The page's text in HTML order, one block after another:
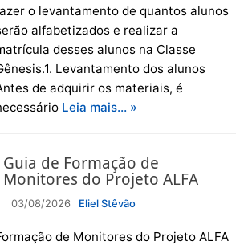
o levantamento de quantos alunos
alfabetizados e realizar a
desses alunos na Classe
Levantamento dos alunos
de adquirir os materiais, é
Leia mais… »
Guia de Formação de
Monitores do Projeto ALFA
03/08/2026 Eliel Stêvão
de Monitores do Projeto ALFA